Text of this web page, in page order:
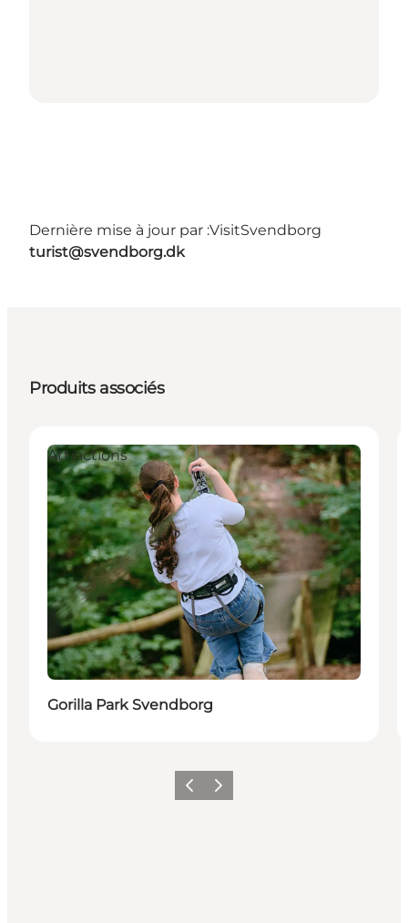
Dernière mise à jour par :VisitSvendborg
turist@svendborg.dk
Produits associés
Attractions
Gorilla Park Svendborg
PrécédentSuivant